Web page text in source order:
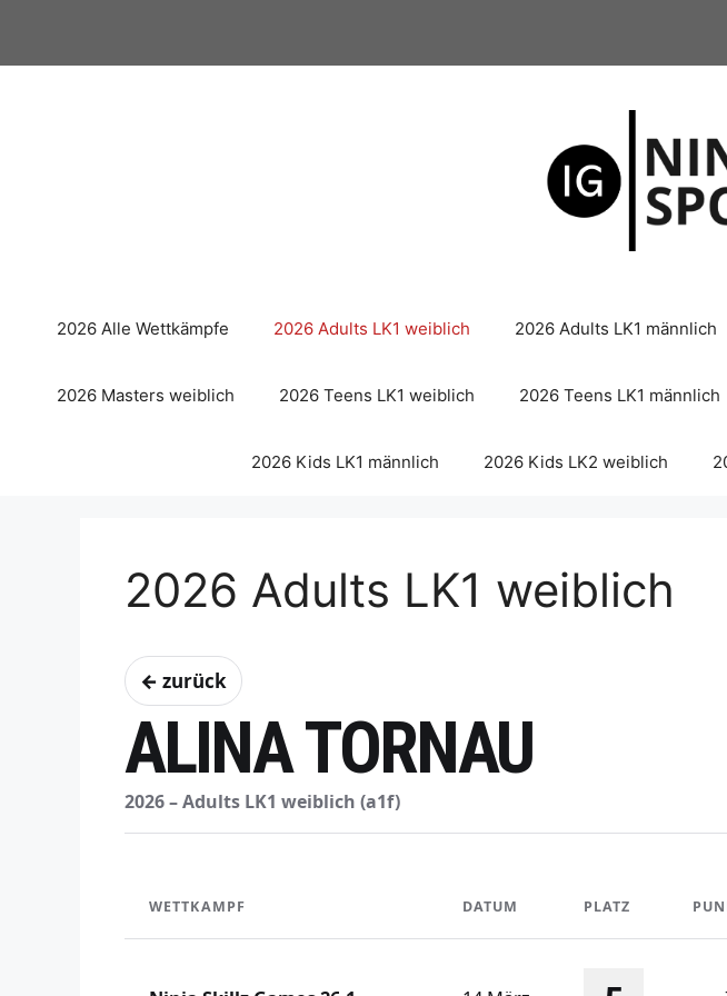
springen
2026 Alle Wettkämpfe 2026 Adults LK1 weiblich 2026 Adults LK1 männlich
2026 Masters weiblich 2026 Teens LK1 weiblich 2026 Teens LK1 männlich
2026 Kids LK1 männlich 2026 Kids LK2 weiblich
2026 Adults LK1 weiblich
← zurück
ALINA TORNAU
2026 – Adults LK1 weiblich (a1f)
WETTKAMPF DATUM PLATZ